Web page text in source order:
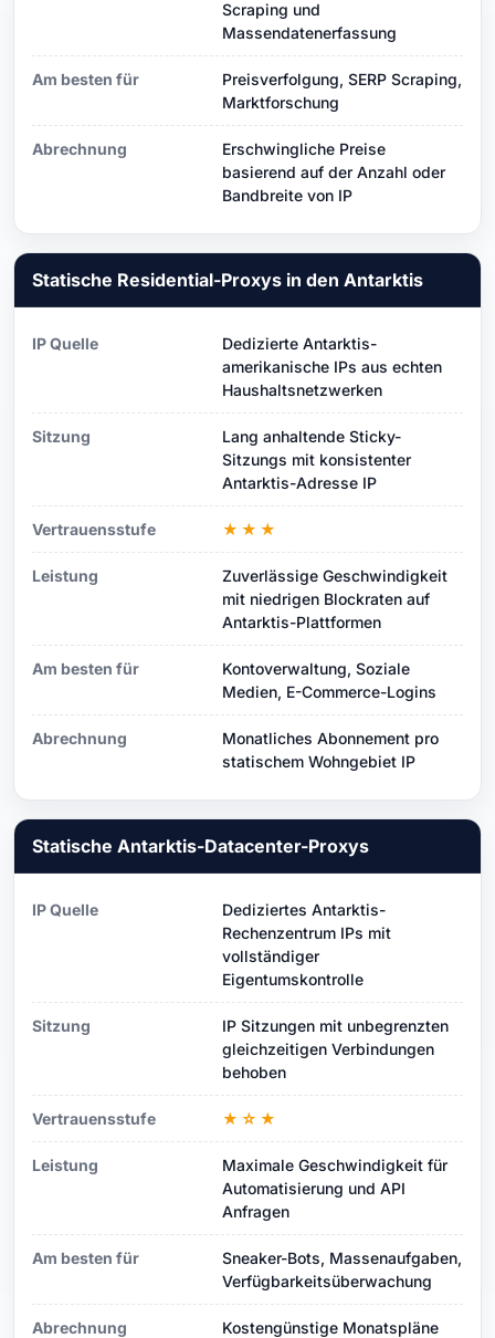
Scraping und
Massendatenerfassung
Am besten für
Preisverfolgung, SERP Scraping,
Marktforschung
Abrechnung
Erschwingliche Preise
basierend auf der Anzahl oder
Bandbreite von IP
Statische Residential-Proxys in den Antarktis
IP Quelle
Dedizierte Antarktis-
amerikanische IPs aus echten
Haushaltsnetzwerken
Sitzung
Lang anhaltende Sticky-
Sitzungs mit konsistenter
Antarktis-Adresse IP
Vertrauensstufe ★★★
Leistung
Zuverlässige Geschwindigkeit
mit niedrigen Blockraten auf
Antarktis-Plattformen
Am besten für
Kontoverwaltung, Soziale
Medien, E-Commerce-Logins
Abrechnung
Monatliches Abonnement pro
statischem Wohngebiet IP
Statische Antarktis-Datacenter-Proxys
IP Quelle
Dediziertes Antarktis-
Rechenzentrum IPs mit
vollständiger
Eigentumskontrolle
Sitzung
IP Sitzungen mit unbegrenzten
gleichzeitigen Verbindungen
behoben
Vertrauensstufe ★☆★
Leistung
Maximale Geschwindigkeit für
Automatisierung und API
Anfragen
Am besten für
Sneaker-Bots, Massenaufgaben,
Verfügbarkeitsüberwachung
Abrechnung
Kostengünstige Monatspläne